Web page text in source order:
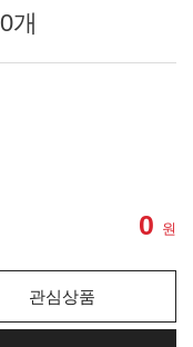
개
0 원
관심상품